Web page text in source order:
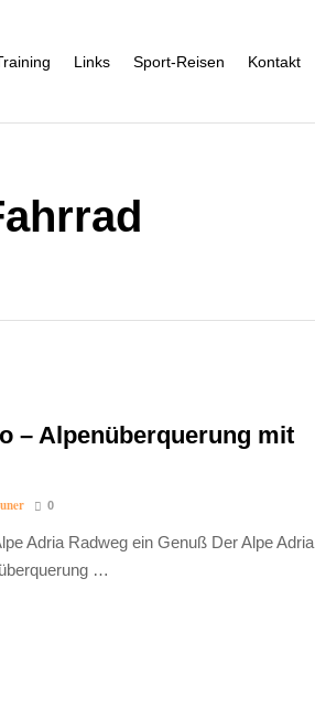
Links Sport-Reisen Kontakt
– Alpenüberquerung mit
0
Adria Radweg ein Genuß Der Alpe Adria
…